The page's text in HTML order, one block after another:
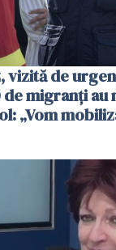
vizită de
de migranți au
„Vom